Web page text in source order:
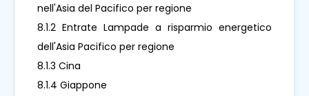
nell'Asia del Pacifico per regione
8.1.2 Entrate Lampade a risparmio energetico
dell'Asia Pacifico per regione
8.1.3 Cina
8.1.4 Giappone